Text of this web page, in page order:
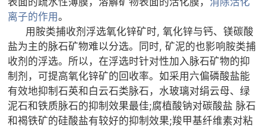
离子的作用。
用胺类捕收剂浮选氧化锌矿时, 氧化锌与钙、镁碳酸
盐为主的脉石矿物难以分选。同时, 矿泥的也影响胺类捕
收剂的浮选。所以，在浮选时针对性加入脉石矿物的抑
制剂，可提高氧化锌矿的回收率。如采用六偏磷酸盐能
有效地抑制石英和白云石类脉石，水玻璃对绢云母、绿
泥石和铁质脉石的抑制效果最佳;腐植酸钠对碳酸盐 脉石
和褐铁矿的硅酸盐有较好的抑制效果;羧甲基纤维素对粘